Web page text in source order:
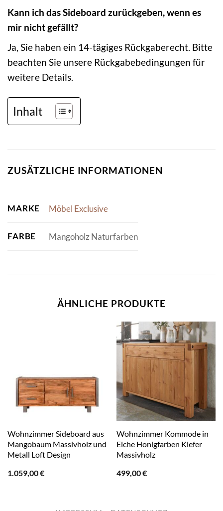
Kann ich das Sideboard zurückgeben, wenn es
mir nicht gefällt?
Ja, Sie haben ein 14-tägiges Rückgaberecht. Bitte
beachten Sie unsere Rückgabebedingungen für
weitere Details.
Inhalt
ZUSÄTZLICHE INFORMATIONEN
MARKE Möbel Exclusive
FARBE Mangoholz Naturfarben
ÄHNLICHE PRODUKTE
Wohnzimmer Sideboard aus
Mangobaum Massivholz und
Metall Loft Design
1.059,00€
Wohnzimmer Kommode in
Eiche Honigfarben Kiefer
Massivholz
499,00€